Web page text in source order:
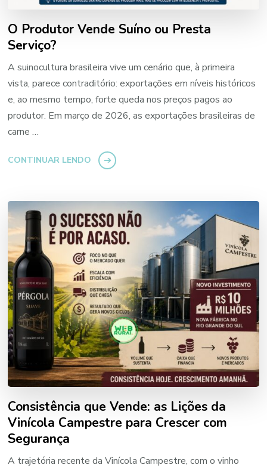
O Produtor Vende Suíno ou Presta
Serviço?
A suinocultura brasileira vive um cenário que, à primeira
vista, parece contraditório: exportações em níveis históricos
e, ao mesmo tempo, forte queda nos preços pagos ao
produtor. Em março de 2026, as exportações brasileiras de
carne …
CONTINUAR LENDO
Consistência que Vende: as Lições da
Vinícola Campestre para Crescer com
Segurança
A trajetória recente da Vinícola Campestre, com o vinho